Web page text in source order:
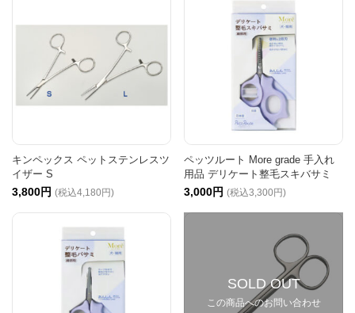
キンペックス ペットステンレスツ
イザー S
3,800円 (税込4,180円)
ペッツルート More grade 手入れ
用品 デリケート整毛スキバサミ
3,000円 (税込3,300円)
SOLD OUT
この商品へのお問い合わせ